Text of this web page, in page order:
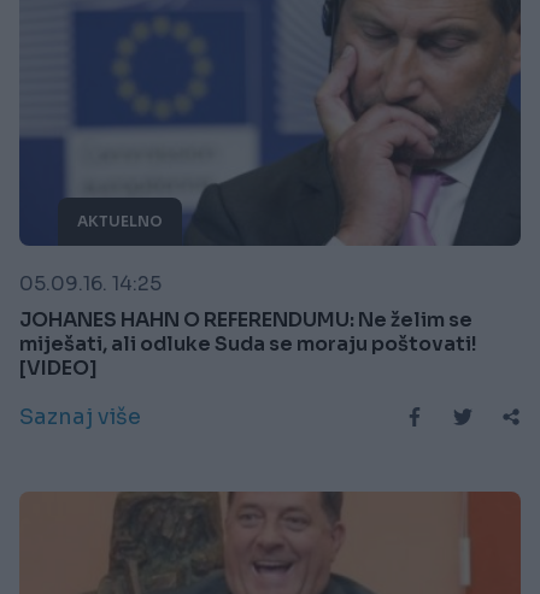
AKTUELNO
05.09.16. 14:25
JOHANES HAHN O REFERENDUMU: Ne želim se
miješati, ali odluke Suda se moraju poštovati!
[VIDEO]
Saznaj više